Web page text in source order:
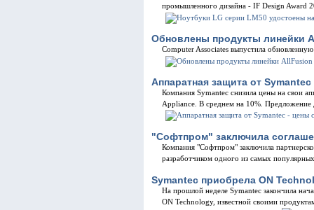
промышленного дизайна - IF Design Award
Обновлены продукты линейки
Computer Associates выпустила
Аппаратная защита от
Компания Symantec cнизила цены на свои
Appliance. В среднем на 10%. Предложение
"Софтпром" заключила
Компания "Софтпром" заключила
разработчиком одного из самых
Symantec приобрела ON
На прошлой неделе Symantec закончила
ON Technology, известной своими